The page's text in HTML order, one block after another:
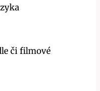
či filmové